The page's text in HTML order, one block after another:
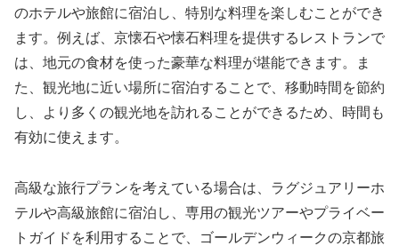
のホテルや旅館に宿泊し、特別な料理を楽しむことができ
ます。例えば、京懐石や懐石料理を提供するレストランで
は、地元の食材を使った豪華な料理が堪能できます。ま
た、観光地に近い場所に宿泊することで、移動時間を節約
し、より多くの観光地を訪れることができるため、時間も
有効に使えます。
高級な旅行プランを考えている場合は、ラグジュアリーホ
テルや高級旅館に宿泊し、専用の観光ツアーやプライベー
トガイドを利用することで、ゴールデンウィークの京都旅